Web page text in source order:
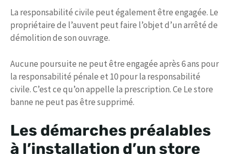
La responsabilité civile peut également être engagée. Le
propriétaire de l’auvent peut faire l’objet d’un arrêté de
démolition de son ouvrage.
Aucune poursuite ne peut être engagée après 6 ans pour
la responsabilité pénale et 10 pour la responsabilité
civile. C’est ce qu’on appelle la prescription. Ce Le store
banne ne peut pas être supprimé.
Les démarches préalables
à l’installation d’un store